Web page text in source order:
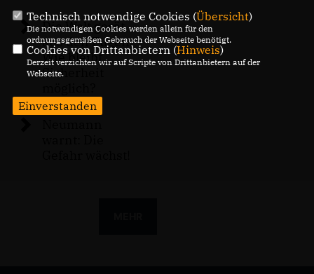
Die Welt gerät
aus den Fugen:
Wie bleibt
Sicherheit
Technisch notwendige Cookies (Übersicht)
Die notwendigen Cookies werden allein für den
ordnungsgemäßen Gebrauch der Webseite benötigt.
Cookies von Drittanbietern (Hinweis)
Derzeit verzichten wir auf Scripte von Drittanbietern auf der
Webseite.
Einverstanden